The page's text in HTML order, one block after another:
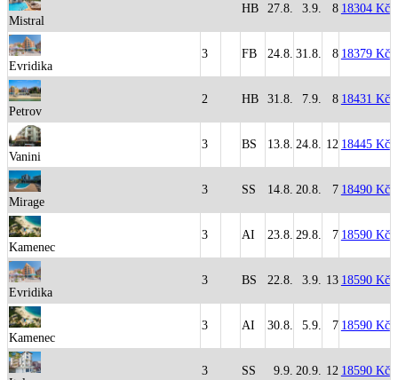
Mistral
HB 27.8. 3.9. 8 18304 Kč
Evridika
3 FB 24.8. 31.8. 8 18379 Kč
Petrov
2 HB 31.8. 7.9. 8 18431 Kč
Vanini
3 BS 13.8. 24.8. 12 18445 Kč
Mirage
3 SS 14.8. 20.8. 7 18490 Kč
Kamenec
3 AI 23.8. 29.8. 7 18590 Kč
Evridika
3 BS 22.8. 3.9. 13 18590 Kč
Kamenec
3 AI 30.8. 5.9. 7 18590 Kč
3 SS 9.9. 20.9. 12 18590 Kč